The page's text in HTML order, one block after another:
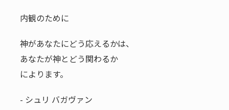
内観のために
神があなたにどう応えるかは、
あなたが神とどう関わるか
によります。
- シュリ バガヴァン